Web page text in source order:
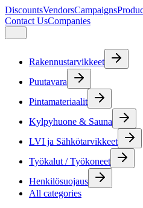
DiscountsVendorsCampaigns
Contact UsCompanies
Rakennustarvikkeet
Puutavara
Pintamateriaalit
Kylpyhuone & Sauna
LVI ja Sähkötarvikkeet
Työkalut / Työkoneet
Henkilösuojaus
All categories